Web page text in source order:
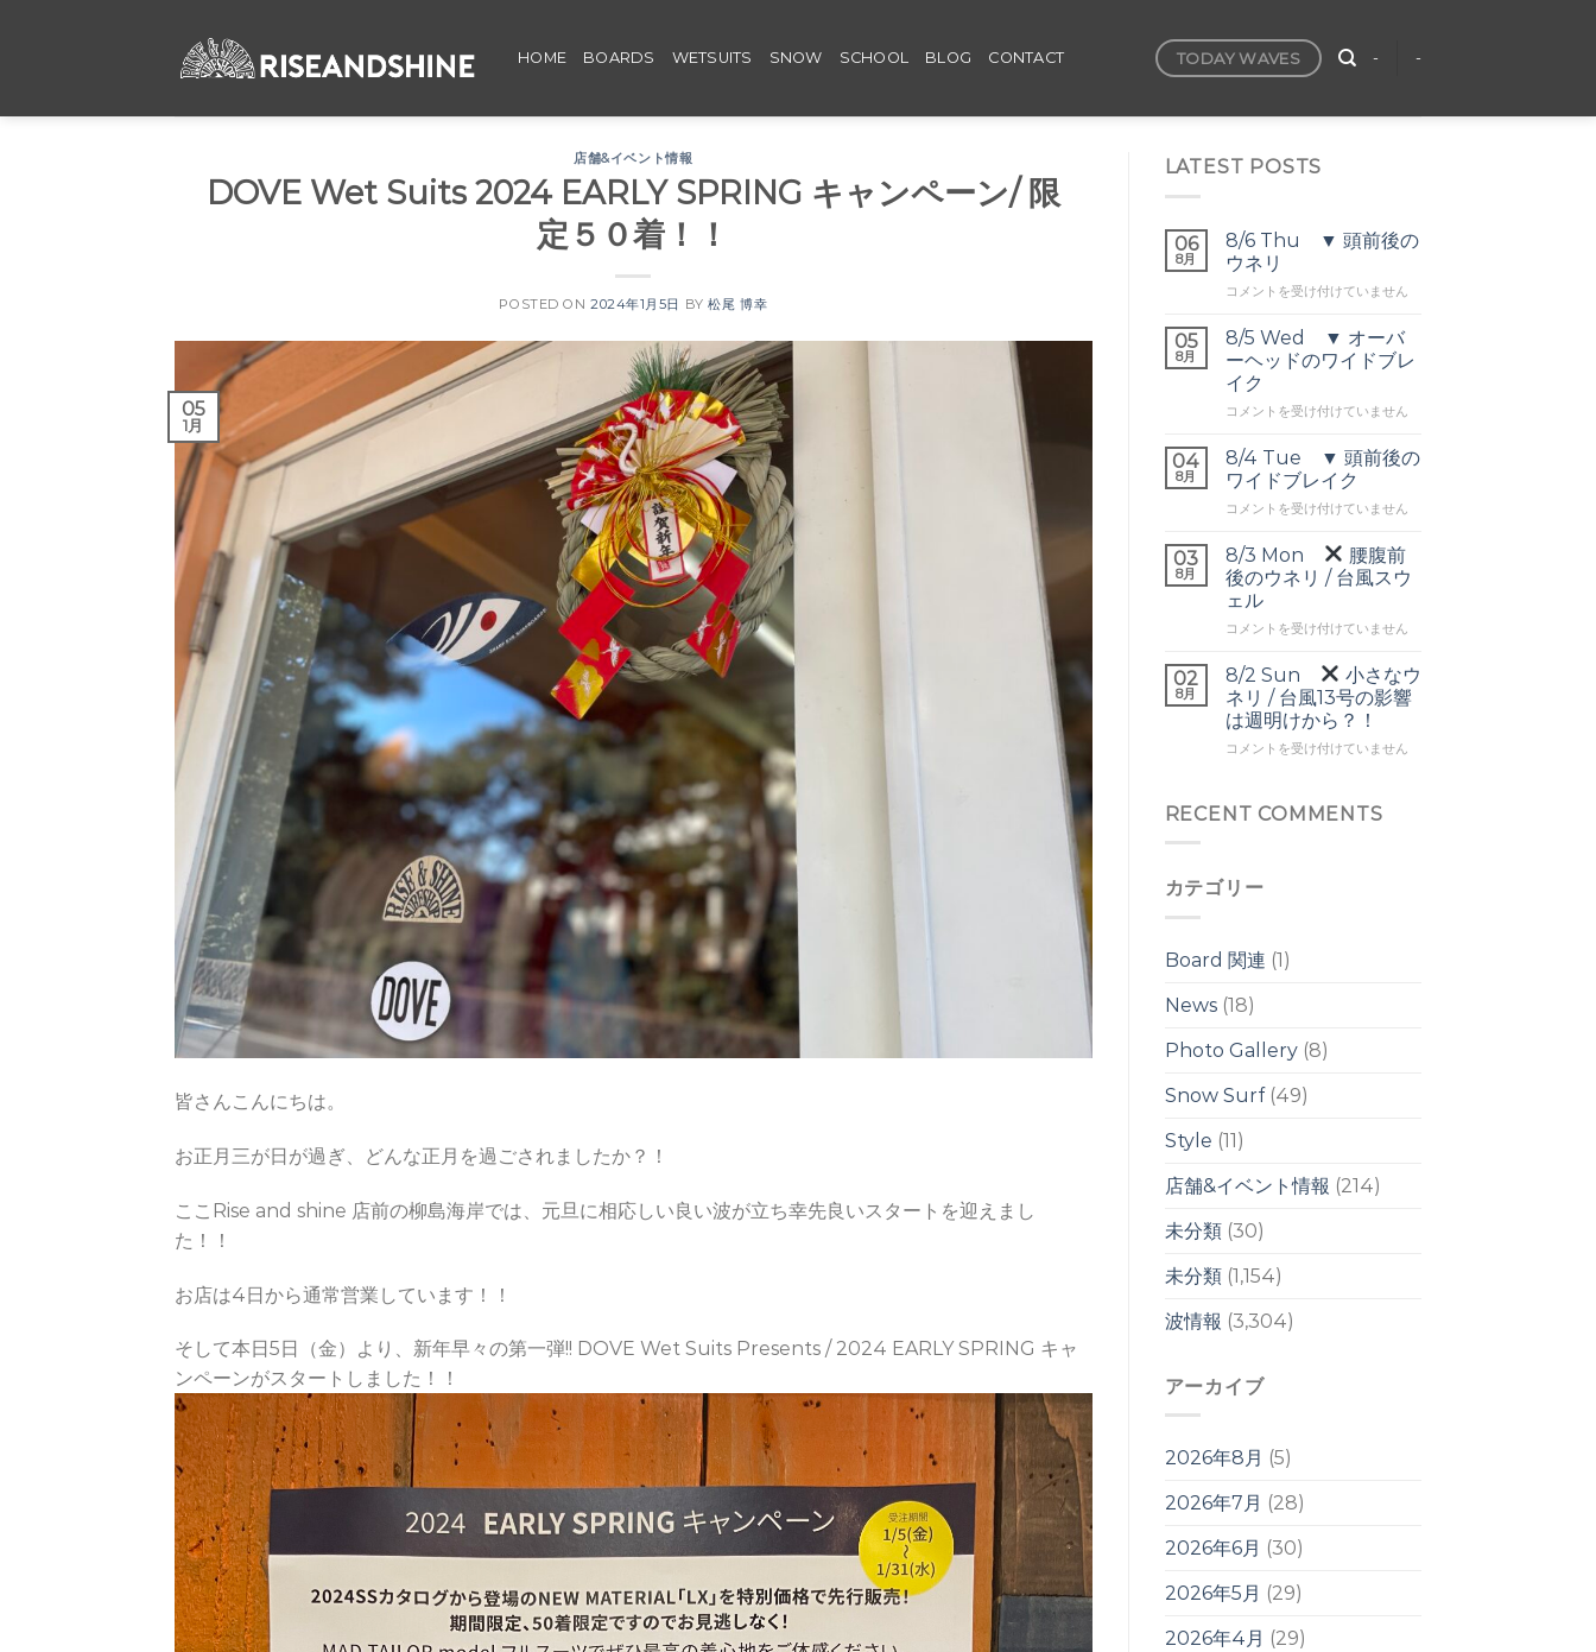
HOME BOARDS WETSUITS SNOW SCHOOL BLOG CONTACT TODAY WAVES - -
店舗&イベント情報
DOVE Wet Suits 2024 EARLY SPRING キャンペーン/ 限
定５０着！！
POSTED ON 2024年1月5日 BY松尾 博幸
05
1月
皆さんこんにちは。
お正月三が日が過ぎ、どんな正月を過ごされましたか？！
ここRise and shine 店前の柳島海岸では、元旦に相応しい良い波が立ち幸先良いスタートを迎えまし
た！！
お店は4日から通常営業しています！！
そして本日5日（金）より、新年早々の第一弾!! DOVE Wet Suits Presents / 2024 EARLY SPRING キャ
ンペーンがスタートしました！！
LATEST POSTS
06
8月
8/6 Thu ▼ 頭前後の
ウネリ
8/6
▼
頭
後
の
ネ
リ
は
コメントを受け付けていません
05
8月
8/5 Wed ▼ オーバ
ーヘッドのワイドブレ
イク
8/5
▼
オ
ー
バ
ヘ
ッ
ド
の
ワ
ド
ブ
レ
イ
ク
コメントを受け付けていません
04
8月
8/4 Tue ▼ 頭前後の
ワイドブレイク
8/4
▼
頭
前
後
の
イ
ド
ブ
レ
イ
コメントを受け付けていません
03
8月
8/3 Mon
腰腹前
後のウネリ / 台風スウ
ェル
8/3
腰
腹
前
後
ネ
風
ェ
ル
コメントを受け付けていません
02
8月
8/2 Sun
小さなウ
ネリ / 台風13号の影響
は週明けから？！
8/2
小
ネ
台
風
号
影
は
明
け
ら？！
コメントを受け付けていません
RECENT COMMENTS
カテゴリー
Board 関連 (1)
News(18)
Photo Gallery(8)
Snow Surf(49)
Style (11)
店舗&イベント情報 (214)
未分類(30)
未分類(1,154)
波情報 (3,304)
アーカイブ
2026年8月 (5)
2026年7月 (28)
2026年6月 (30)
2026年5月 (29)
2026年4月 (29)